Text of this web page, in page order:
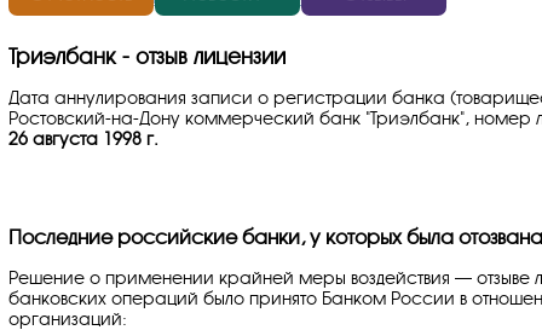
Триэлбанк - отзыв лицензии
Дата аннулирования записи о регистрации банка
Ростовский-на-Дону коммерческий банк "Триэлбанк", номер
26 августа 1998 г.
Последние российские банки, у которых была
Решение о применении крайней меры воздействия — отзыве
банковских операций было принято Банком России в
организаций: